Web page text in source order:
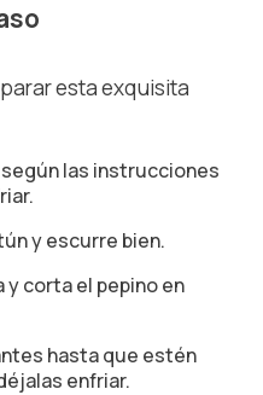
esta exquisita
las instrucciones
y escurre bien.
y corta el pepino en
hasta que estén
enfriar.